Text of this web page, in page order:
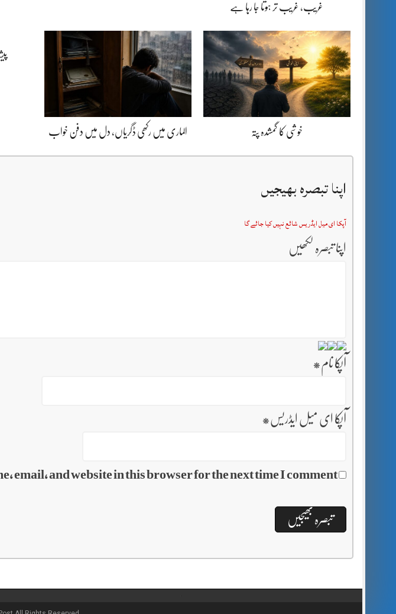
غریب، غریب تر ہوتا جا رہا ہے
خوشی کا گمشدہ پتہ الماری میں رکھی ڈگریاں، دل میں دفن خواب
اپنا تبصرہ بھیجیں
آپکا ای میل ایڈریس شائع نہیں کیا جائے گا
اپنا تبصرہ لکھیں
آپکا نام *
آپکا ای میل ایڈریس *
email, and website in this browser for the next time I comment.